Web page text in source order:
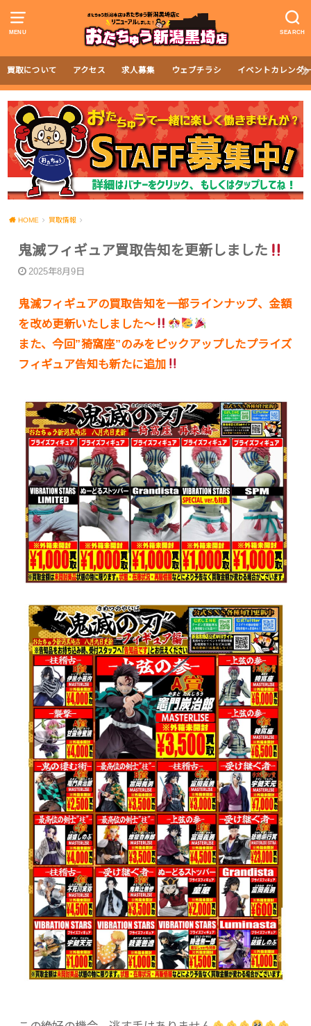
MENU SEARCH
買取について アクセス 求人募集 ウェブチラシ イベントカレンダ
HOME 買取情報
鬼滅フィギュア買取告知を更新しました
2025年8月9日
鬼滅フィギュアの買取告知を一部ラインナップ、金額
を改め更新いたしました〜
また、今回”猗窩座”のみをピックアップしたプライズ
フィギュア告知も新たに追加